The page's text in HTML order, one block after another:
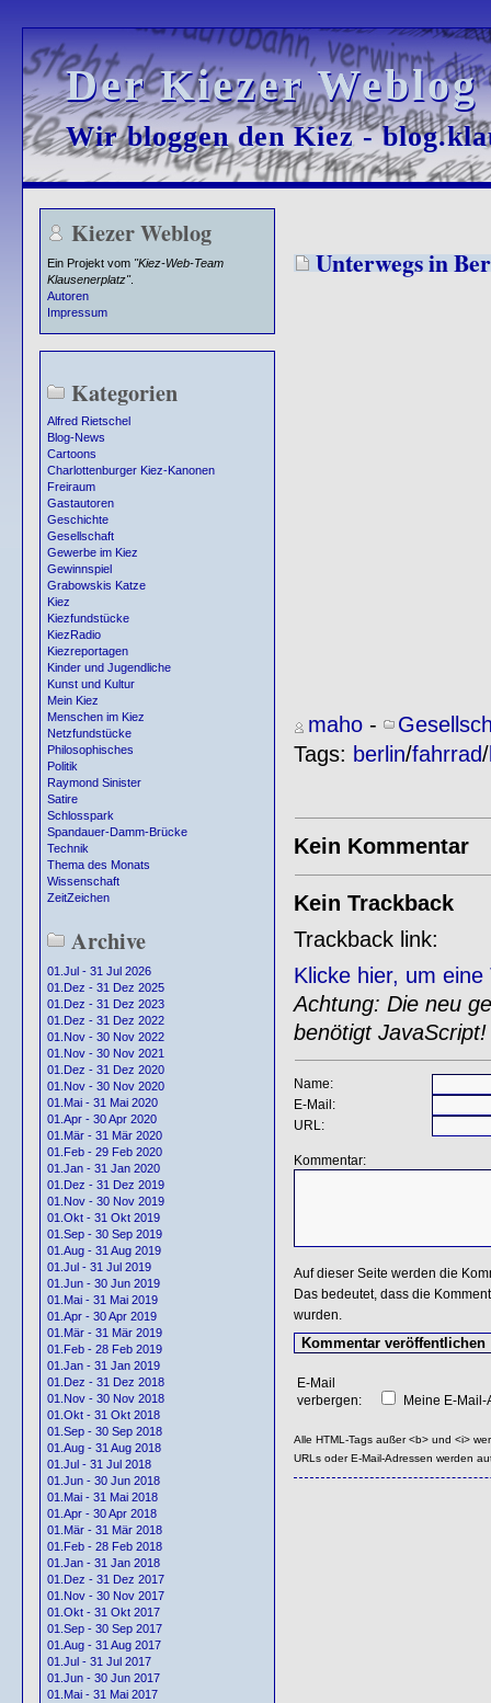
Der Kiezer
Der Kiezer
Wir bloggen den Kiez -
Wir bloggen den Kiez -
Kiezer Weblog
Ein Projekt vom "Kiez-Web-Team
Klausenerplatz".
Autoren
Impressum
Kategorien
Alfred Rietschel
Blog-News
Cartoons
Charlottenburger Kiez-Kanonen
Freiraum
Gastautoren
Geschichte
Gesellschaft
Gewerbe im Kiez
Gewinnspiel
Grabowskis Katze
Kiez
Kiezfundstücke
KiezRadio
Kiezreportagen
Kinder und Jugendliche
Kunst und Kultur
Mein Kiez
Menschen im Kiez
Netzfundstücke
Philosophisches
Politik
Raymond Sinister
Satire
Schlosspark
Spandauer-Damm-Brücke
Technik
Thema des Monats
Wissenschaft
ZeitZeichen
Archive
01.Jul - 31 Jul 2026
01.Dez - 31 Dez 2025
01.Dez - 31 Dez 2023
01.Dez - 31 Dez 2022
01.Nov - 30 Nov 2022
01.Nov - 30 Nov 2021
01.Dez - 31 Dez 2020
01.Nov - 30 Nov 2020
01.Mai - 31 Mai 2020
01.Apr - 30 Apr 2020
01.Mär - 31 Mär 2020
01.Feb - 29 Feb 2020
01.Jan - 31 Jan 2020
01.Dez - 31 Dez 2019
01.Nov - 30 Nov 2019
01.Okt - 31 Okt 2019
01.Sep - 30 Sep 2019
01.Aug - 31 Aug 2019
01.Jul - 31 Jul 2019
01.Jun - 30 Jun 2019
01.Mai - 31 Mai 2019
01.Apr - 30 Apr 2019
01.Mär - 31 Mär 2019
01.Feb - 28 Feb 2019
01.Jan - 31 Jan 2019
01.Dez - 31 Dez 2018
01.Nov - 30 Nov 2018
01.Okt - 31 Okt 2018
01.Sep - 30 Sep 2018
01.Aug - 31 Aug 2018
01.Jul - 31 Jul 2018
01.Jun - 30 Jun 2018
01.Mai - 31 Mai 2018
01.Apr - 30 Apr 2018
01.Mär - 31 Mär 2018
01.Feb - 28 Feb 2018
01.Jan - 31 Jan 2018
01.Dez - 31 Dez 2017
01.Nov - 30 Nov 2017
01.Okt - 31 Okt 2017
01.Sep - 30 Sep 2017
01.Aug - 31 Aug 2017
01.Jul - 31 Jul 2017
01.Jun - 30 Jun 2017
01.Mai - 31 Mai 2017
Unterwegs in
maho-
Tags: berlin/fahrrad/
Kein Kommentar
Kein Trackback
Trackback link:
Klicke hier, um
Achtung: Die neu
benötigt JavaScript!
Name:
E-Mail:
URL:
Kommentar:
Auf dieser Seite werden die
Das bedeutet, dass die
wurden.
E-Mail
verbergen:
Meine E-
Alle HTML-Tags außer <b> und <i>
URLs oder E-Mail-Adressen werden